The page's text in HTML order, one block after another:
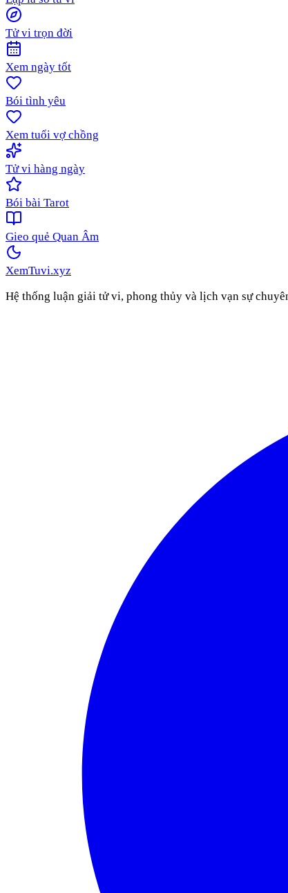
Tử vi trọn đời
Xem ngày tốt
Bói tình yêu
Xem tuổi vợ chồng
Tử vi hàng ngày
Bói bài Tarot
Gieo quẻ Quan Âm
XemTuvi.xyz
Hệ thống luận giải tử vi, phong thủy và lịch vạn sự